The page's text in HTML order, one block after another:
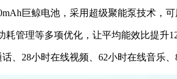
巨鲸电池，采用超级聚能泵技术，可
理等多项优化，让平均能效比提升
28小时在线视频、62小时在线音乐、